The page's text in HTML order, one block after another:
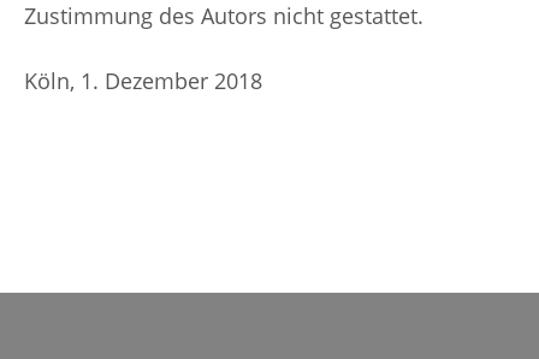
Zustimmung des Autors nicht gestattet.
Köln, 1. Dezember 2018